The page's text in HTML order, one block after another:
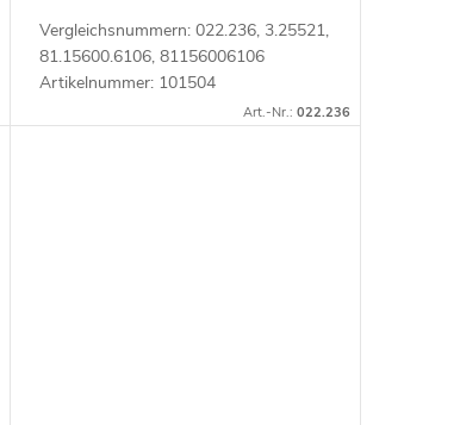
Vergleichsnummern: 022.236, 3.25521,
81.15600.6106, 81156006106
Artikelnummer: 101504
Art.-Nr.: 022.236